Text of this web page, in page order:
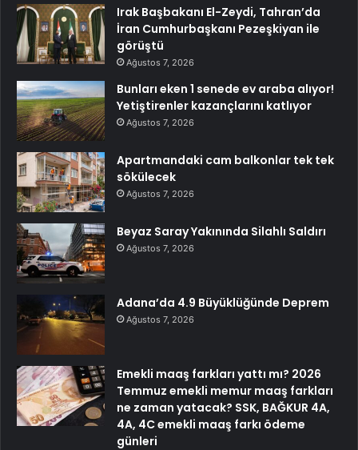
Irak Başbakanı El-Zeydi, Tahran’da
İran Cumhurbaşkanı Pezeşkiyan ile
görüştü
Ağustos 7, 2026
Bunları eken 1 senede ev araba alıyor!
Yetiştirenler kazançlarını katlıyor
Ağustos 7, 2026
Apartmandaki cam balkonlar tek tek
sökülecek
Ağustos 7, 2026
Beyaz Saray Yakınında Silahlı Saldırı
Ağustos 7, 2026
Adana’da 4.9 Büyüklüğünde Deprem
Ağustos 7, 2026
Emekli maaş farkları yattı mı? 2026
Temmuz emekli memur maaş farkları
ne zaman yatacak? SSK, BAĞKUR 4A,
4A, 4C emekli maaş farkı ödeme
günleri